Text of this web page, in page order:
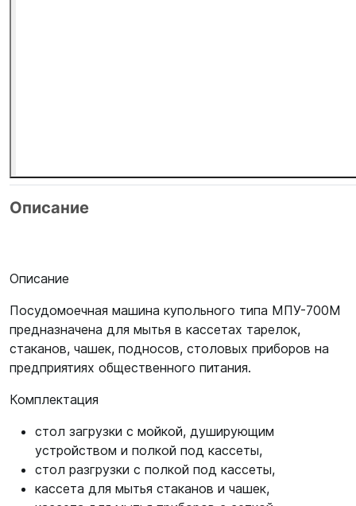
Описание
Описание
Посудомоечная машина купольного типа МПУ-700М
предназначена для мытья в кассетах тарелок,
стаканов, чашек, подносов, столовых приборов на
предприятиях общественного питания.
Комплектация
стол загрузки с мойкой, душирующим
устройством и полкой под кассеты,
стол разгрузки с полкой под кассеты,
кассета для мытья стаканов и чашек,